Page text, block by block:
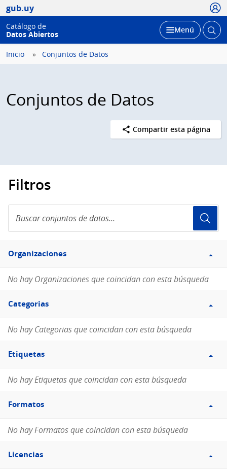
gub.uy
Catálogo de
Datos Abiertos
Desplegar
Menú Abrir
Inicio Conjuntos de Datos
Conjuntos de Datos
Compartir esta página
Filtros
conjuntos
de
Filtro
Organizaciones
Organizaciones
No hay Organizaciones que coincidan con esta búsqueda
Filtro
Categorias
Categorias
No hay Categorias que coincidan con esta búsqueda
Filtro
Etiquetas
Etiquetas
No hay Etiquetas que coincidan con esta búsqueda
Filtro
Formatos
Formatos
No hay Formatos que coincidan con esta búsqueda
Filtro
Licencias
Licencias